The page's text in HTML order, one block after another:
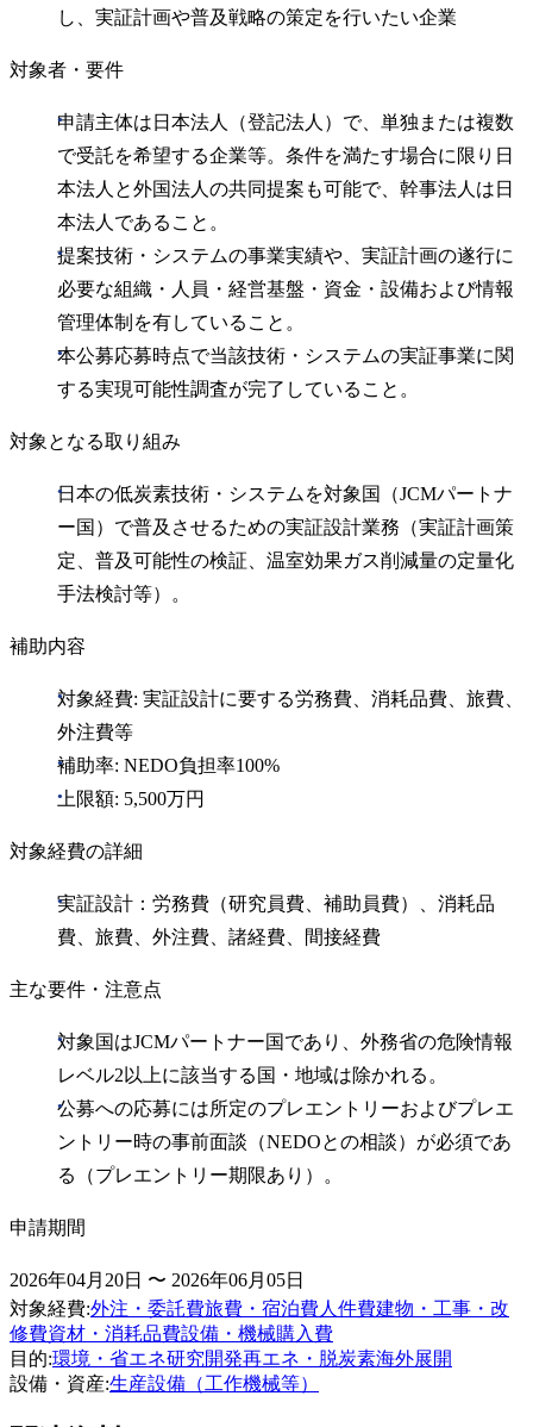
し、実証計画や普及戦略の策定を行いたい企業
対象者・要件
申請主体は日本法人（登記法人）で、単独または複数
で受託を希望する企業等。条件を満たす場合に限り日
本法人と外国法人の共同提案も可能で、幹事法人は日
本法人であること。
提案技術・システムの事業実績や、実証計画の遂行に
必要な組織・人員・経営基盤・資金・設備および情報
管理体制を有していること。
本公募応募時点で当該技術・システムの実証事業に関
する実現可能性調査が完了していること。
対象となる取り組み
日本の低炭素技術・システムを対象国（JCMパートナ
ー国）で普及させるための実証設計業務（実証計画策
定、普及可能性の検証、温室効果ガス削減量の定量化
手法検討等）。
補助内容
対象経費: 実証設計に要する労務費、消耗品費、旅費、
外注費等
補助率: NEDO負担率100%
上限額: 5,500万円
対象経費の詳細
実証設計：労務費（研究員費、補助員費）、消耗品
費、旅費、外注費、諸経費、間接経費
主な要件・注意点
対象国はJCMパートナー国であり、外務省の危険情報
レベル2以上に該当する国・地域は除かれる。
公募への応募には所定のプレエントリーおよびプレエ
ントリー時の事前面談（NEDOとの相談）が必須であ
る（プレエントリー期限あり）。
申請期間
2026年04月20日 〜 2026年06月05日
対象経費:外注・委託費旅費・宿泊費人件費建物・工事・改
修費資材・消耗品費設備・機械購入費
目的:環境・省エネ研究開発再エネ・脱炭素海外展開
設備・資産:生産設備（工作機械等）